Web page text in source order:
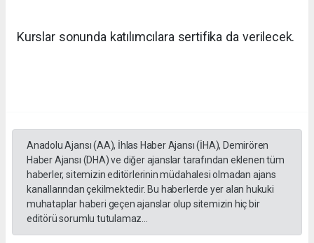
Kurslar sonunda katılımcılara sertifika da verilecek.
Anadolu Ajansı (AA), İhlas Haber Ajansı (İHA), Demirören
Haber Ajansı (DHA) ve diğer ajanslar tarafından eklenen tüm
haberler, sitemizin editörlerinin müdahalesi olmadan ajans
kanallarından çekilmektedir. Bu haberlerde yer alan hukuki
muhataplar haberi geçen ajanslar olup sitemizin hiç bir
editörü sorumlu tutulamaz...